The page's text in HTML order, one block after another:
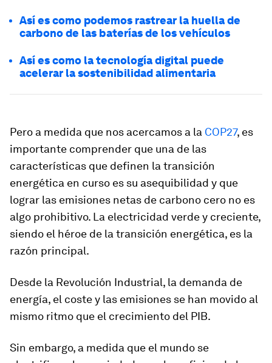
Así es como podemos rastrear la huella de
carbono de las baterías de los vehículos
Así es como la tecnología digital puede
acelerar la sostenibilidad alimentaria
Pero a medida que nos acercamos a la COP27, es
importante comprender que una de las
características que definen la transición
energética en curso es su asequibilidad y que
lograr las emisiones netas de carbono cero no es
algo prohibitivo. La electricidad verde y creciente,
siendo el héroe de la transición energética, es la
razón principal.
Desde la Revolución Industrial, la demanda de
energía, el coste y las emisiones se han movido al
mismo ritmo que el crecimiento del PIB.
Sin embargo, a medida que el mundo se